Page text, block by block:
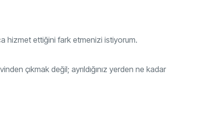
hizmet ettiğini fark etmenizi istiyorum.
çıkmak değil; ayrıldığınız yerden ne kadar